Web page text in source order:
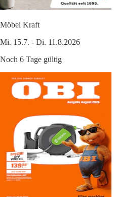
Möbel Kraft
Mi. 15.7. - Di. 11.8.2026
Noch 6 Tage gültig